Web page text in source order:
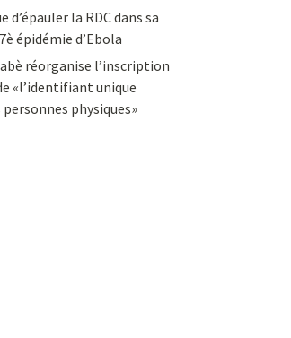
d’épauler la RDC dans sa
épidémie d’Ebola
réorganise l’inscription
«l’identifiant unique
physiques»